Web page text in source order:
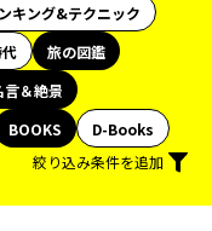
キング&テクニック
旅の図鑑
＆絶景
BOOKS
D-Books
絞り込み条件を追加